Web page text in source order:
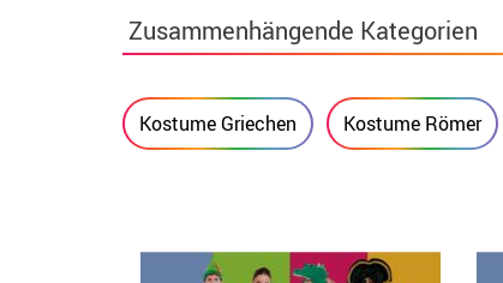
Zusammenhängende Kategorien
Kostume Griechen Kostume Römer